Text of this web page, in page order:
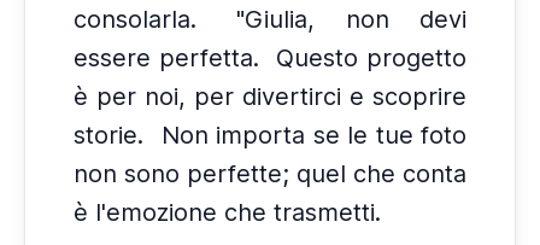
consolarla.
"Giulia, non devi
essere perfetta.
Questo progetto
è per noi, per divertirci e scoprire
storie.
Non importa se le tue foto
non sono perfette; quel che conta
è l'emozione che trasmetti.